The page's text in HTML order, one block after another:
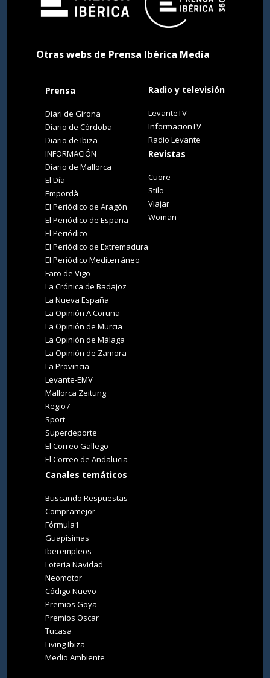
Otras webs de Prensa Ibérica Media
Prensa
Diari de Girona
Diario de Córdoba
Diario de Ibiza
INFORMACIÓN
Diario de Mallorca
El Día
Empordà
El Periódico de Aragón
El Periódico de España
El Periódico
El Periódico de Extremadura
El Periódico Mediterráneo
Faro de Vigo
La Crónica de Badajoz
La Nueva España
La Opinión A Coruña
La Opinión de Murcia
La Opinión de Málaga
La Opinión de Zamora
La Provincia
Levante-EMV
Mallorca Zeitung
Regio7
Sport
Superdeporte
El Correo Gallego
El Correo de Andalucia
Canales temáticos
Buscando Respuestas
Compramejor
Fórmula1
Guapisimas
Iberempleos
Loteria Navidad
Neomotor
Código Nuevo
Premios Goya
Premios Oscar
Tucasa
Living Ibiza
Medio Ambiente
Radio y televisión
LevanteTV
InformacionTV
Radio Levante
Revistas
Cuore
Stilo
Viajar
Woman